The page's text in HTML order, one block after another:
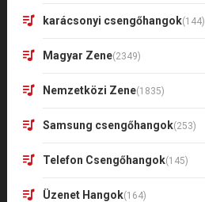
karácsonyi csengőhangok(144)
Magyar Zene(2349)
Nemzetközi Zene(1835)
Samsung csengőhangok(253)
Telefon Csengőhangok(145)
Üzenet Hangok(164)